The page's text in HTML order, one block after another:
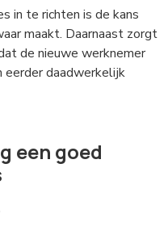
in te richten is de kans
maakt. Daarnaast zorgt
de nieuwe werknemer
eerder daadwerkelijk
een goed